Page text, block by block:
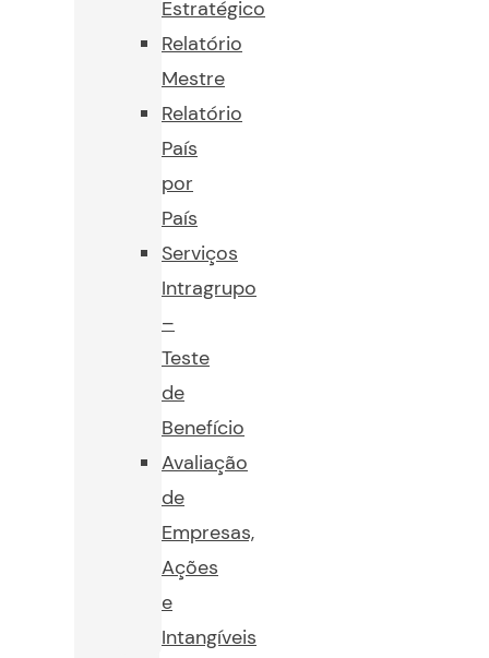
Estratégico
Relatório
Mestre
Relatório
País
por
País
Serviços
Intragrupo
–
Teste
de
Benefício
Avaliação
de
Empresas,
Ações
e
Intangíveis